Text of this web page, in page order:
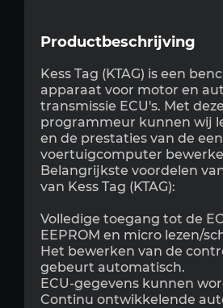
Productbeschrijving
Kess Tag (KTAG) is een
apparaat voor motor en
transmissie ECU's. Met deze
programmeur kunnen wij
en de prestaties van de
voertuigcomputer
Belangrijkste voordelen
van Kess Tag (KTAG):
Volledige toegang tot de
EEPROM en micro lezen/
Het bewerken van de
gebeurt automatisch.
ECU-gegevens kunnen
Continu ontwikkelende